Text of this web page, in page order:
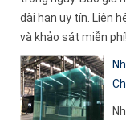
dài hạn uy tín. Liên
và khảo sát miễn phí!